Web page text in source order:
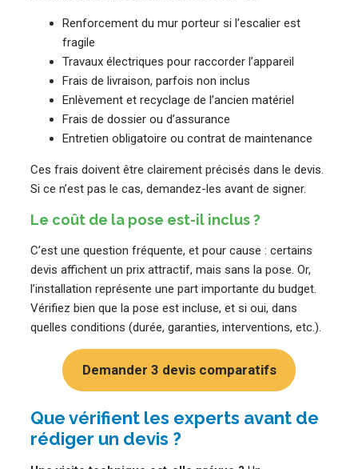
Renforcement du mur porteur si l’escalier est
fragile
Travaux électriques pour raccorder l’appareil
Frais de livraison, parfois non inclus
Enlèvement et recyclage de l’ancien matériel
Frais de dossier ou d’assurance
Entretien obligatoire ou contrat de maintenance
Ces frais doivent être clairement précisés dans le devis.
Si ce n’est pas le cas, demandez-les avant de signer.
Le coût de la pose est-il inclus ?
C’est une question fréquente, et pour cause : certains
devis affichent un prix attractif, mais sans la pose. Or,
l’installation représente une part importante du budget.
Vérifiez bien que la pose est incluse, et si oui, dans
quelles conditions (durée, garanties, interventions, etc.).
Demander 3 devis comparatifs
Que vérifient les experts avant de
rédiger un devis ?